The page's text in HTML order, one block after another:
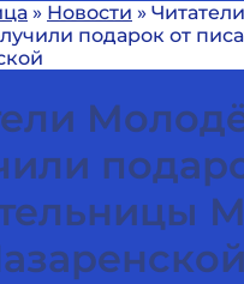
» Новости » Читатели
подарок от